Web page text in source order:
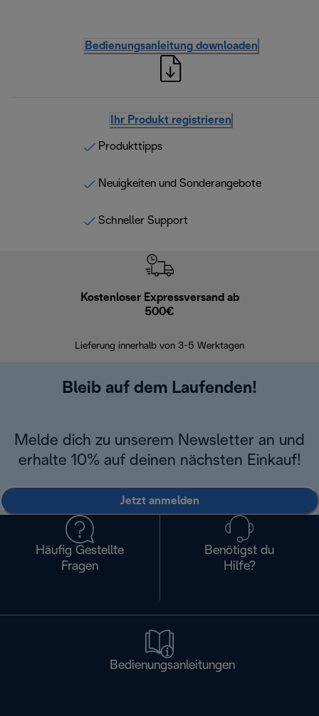
Bedienungsanleitung downloaden
Ihr Produkt registrieren
Produkttipps
Neuigkeiten und Sonderangebote
Schneller Support
Kostenloser Expressversand ab
500€
Lieferung innerhalb von 3-5 Werktagen
Bleib auf dem Laufenden!
Melde dich zu unserem Newsletter an und
erhalte 10% auf deinen nächsten Einkauf!
Jetzt anmelden
Häufig Gestellte
Fragen
Benötigst du
Hilfe?
Bedienungsanleitungen